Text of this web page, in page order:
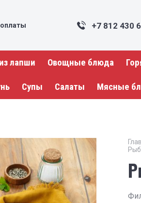
+7 812 430
лапши Овощные блюда
Супы Салаты Мясные